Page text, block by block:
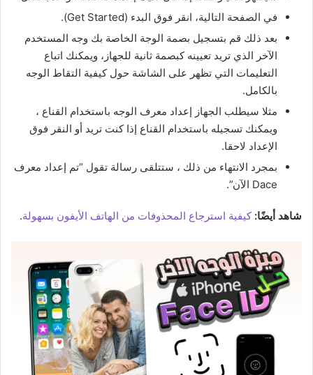
في الصفحة التالية، انقر فوق البدء (Get Started).
بعد ذلك قم بتسجيل بصمة الوجة الخاصة بك وجه المستخدم
الآخر الذي تريد تعيينه كبصمة ثانية للجهاز، ويمكنك اتباع
التعليمات التي تظهر على الشاشة حول كيفية التقاط الوجه
بالكامل.
مثلا سيطلب الجهاز إعداد معرف الوجه باستخدام القناع ،
ويمكنك تسجيله باستخدام القناع إذا كنت تريد أو النقر فوق
الإعداد لاحقا.
بمجرد الانتهاء من ذلك ، ستتلقى رسالة تقول “تم إعداد معرف
Dace الآن”.
شاهد أيضًا: كيفية استرجاع المحذوفات من الهاتف الأيفون بسهولة.